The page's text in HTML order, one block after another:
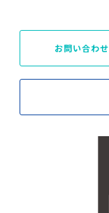
お問い合わせ